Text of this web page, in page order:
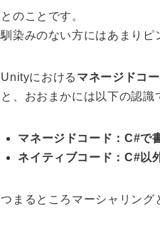
とのことです。
馴染みのない方にはあまりピ
Unityにおける マネージドコ
と、おおまかには以下の認識
マネージドコード：C#で
ネイティブコード：C#以
つまるところマーシャリング